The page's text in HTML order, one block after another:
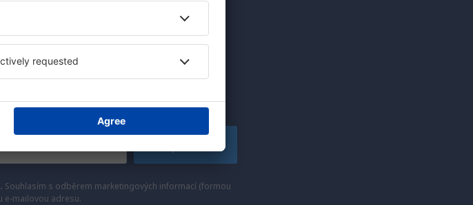
- získejte informace o jedinečných
než kdokoli jiný.
Souhlasím s odběrem marketingových informací (formou
e-mailovou adresu.